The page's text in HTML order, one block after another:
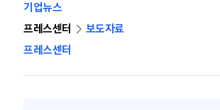
기업뉴스
프레스센터
보도자료
프레스센터